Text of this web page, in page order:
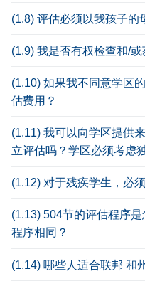
(1.8) 评估必须以我孩子的
(1.9) 我是否有权检查和/
(1.10) 如果我不同意学区
估费用？
(1.11) 我可以向学区提供
立评估吗？学区必须考虑
(1.12) 对于残疾学生，必
(1.13) 504节的评估程序
程序相同？
(1.14) 哪些人适合联邦 和